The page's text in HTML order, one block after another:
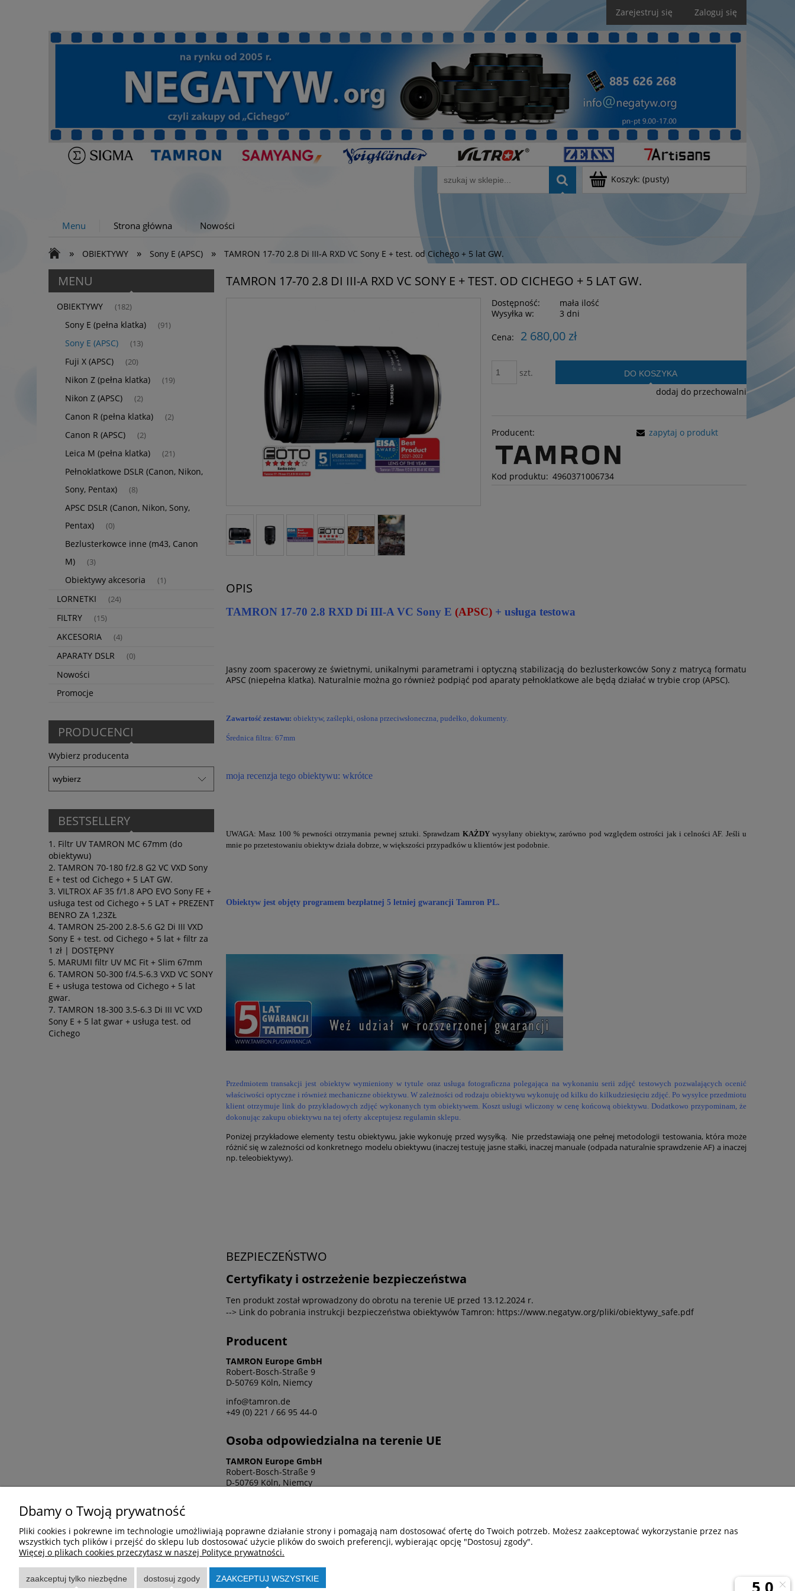
Zarejestruj się Zaloguj się
Koszyk: (pusty)
Menu Strona główna Nowości
» OBIEKTYWY » Sony E (APSC) » TAMRON 17-70 2.8 Di III-A RXD VC Sony E + test. od Cichego + 5 lat GW.
MENU
OBIEKTYWY (182)
Sony E (pełna klatka) (91)
Sony E (APSC) (13)
Fuji X (APSC) (20)
Nikon Z (pełna klatka) (19)
Nikon Z (APSC) (2)
Canon R (pełna klatka) (2)
Canon R (APSC) (2)
Leica M (pełna klatka) (21)
Pełnoklatkowe DSLR (Canon, Nikon,
Sony, Pentax)
(8)
APSC DSLR (Canon, Nikon, Sony,
Pentax)
(0)
Bezlusterkowce inne (m43, Canon
M)
(3)
Obiektywy akcesoria (1)
LORNETKI (24)
FILTRY (15)
AKCESORIA (4)
APARATY DSLR (0)
Nowości
Promocje
PRODUCENCI
Wybierz producenta
BESTSELLERY
Filtr UV TAMRON MC 67mm (do
obiektywu)
TAMRON 70-180 f/2.8 G2 VC VXD Sony
E + test od Cichego + 5 LAT GW.
VILTROX AF 35 f/1.8 APO EVO Sony FE +
usługa test od Cichego + 5 LAT + PREZENT
BENRO ZA 1,23ZŁ
TAMRON 25-200 2.8-5.6 G2 Di III VXD
Sony E + test. od Cichego + 5 lat + filtr za
1 zł | DOSTĘPNY
MARUMI filtr UV MC Fit + Slim 67mm
TAMRON 50-300 f/4.5-6.3 VXD VC SONY
E + usługa testowa od Cichego + 5 lat
gwar.
TAMRON 18-300 3.5-6.3 Di III VC VXD
Sony E + 5 lat gwar + usługa test. od
Cichego
TAMRON 17-70 2.8 DI III-A RXD VC SONY E + TEST. OD CICHEGO + 5 LAT GW.
Dostępność:
mała ilość
Wysyłka w:
3 dni
Cena: 2 680,00 zł
szt. DO KOSZYKA
dodaj do przechowalni
Producent:
Kod produktu: 4960371006734
zapytaj o produkt
OPIS
TAMRON 17-70 2.8 RXD Di III-A VC Sony E (APSC) + usługa testowa
Jasny zoom spacerowy ze świetnymi, unikalnymi parametrami i optyczną stabilizacją do bezlusterkowców Sony z matrycą formatu
APSC (niepełna klatka). Naturalnie można go również podpiąć pod aparaty pełnoklatkowe ale będą działać w trybie crop (APSC).
Zawartość zestawu: obiektyw, zaślepki, osłona przeciwsłoneczna, pudełko, dokumenty.
Średnica filtra: 67mm
moja recenzja tego obiektywu: wkrótce
UWAGA: Masz 100 % pewności otrzymania pewnej sztuki. Sprawdzam KAŻDYwysyłany obiektyw, zarówno pod względem ostrości jak i celności AF. Jeśli u
mnie po przetestowaniu obiektyw działa dobrze, w większości przypadków u klientów jest podobnie.
Obiektyw jest objęty programem bezpłatnej 5 letniej gwarancji Tamron PL.
Przedmiotem transakcji jest obiektyw wymieniony w tytule oraz usługa fotograficzna polegająca na wykonaniu serii zdjęć testowych pozwalających ocenić
właściwości optyczne i również mechaniczne obiektywu. W zależności od rodzaju obiektywu wykonuję od kilku do kilkudziesięciu zdjęć. Po wysyłce przedmiotu
klient otrzymuje link do przykładowych zdjęć wykonanych tym obiektywem. Koszt usługi wliczony w cenę końcową obiektywu. Dodatkowo przypominam, że
dokonując zakupu obiektywu na tej oferty akceptujesz regulamin sklepu.
Poniżej przykładowe elementy testu obiektywu, jakie wykonuję przed wysyłką. Nie przedstawiają one pełnej metodologii testowania, która może
różnić się w zależności od konkretnego modelu obiektywu (inaczej testuję jasne stałki, inaczej manuale (odpada naturalnie sprawdzenie AF) a inaczej
np. teleobiektywy).
BEZPIECZEŃSTWO
Certyfikaty i ostrzeżenie bezpieczeństwa
Ten produkt został wprowadzony do obrotu na terenie UE przed 13.12.2024 r.
--> Link do pobrania instrukcji bezpieczeństwa obiektywów Tamron: https://www.negatyw.org/pliki/obiektywy_safe.pdf
Producent
TAMRON Europe GmbH
Robert-Bosch-Straße 9
D-50769 Köln, Niemcy
info@tamron.de
+49 (0) 221 / 66 95 44-0
Osoba odpowiedzialna na terenie UE
TAMRON Europe GmbH
Robert-Bosch-Straße 9
D-50769 Köln, Niemcy
Pomoc
Regulamin
Moje konto
Twoje zamówienia
Dbamy o Twoją prywatność
Pliki cookies i pokrewne im technologie umożliwiają poprawne działanie strony i pomagają nam dostosować ofertę do Twoich potrzeb. Możesz zaakceptować wykorzystanie przez nas
wszystkich tych plików i przejść do sklepu lub dostosować użycie plików do swoich preferencji, wybierając opcję "Dostosuj zgody".
Więcej o plikach cookies przeczytasz w naszej Polityce prywatności.
zaakceptuj tylko niezbędne dostosuj zgody ZAAKCEPTUJ WSZYSTKIE